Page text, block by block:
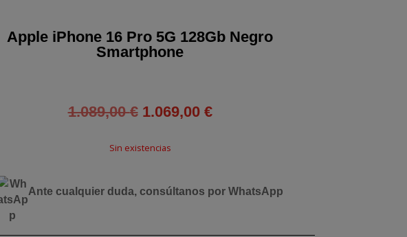
Apple iPhone 16 Pro 5G 128Gb Negro
Smartphone
1.089,00€ El
original
1.069,00 €El
Sin existencias
Ante cualquier duda, consúltanos por WhatsApp